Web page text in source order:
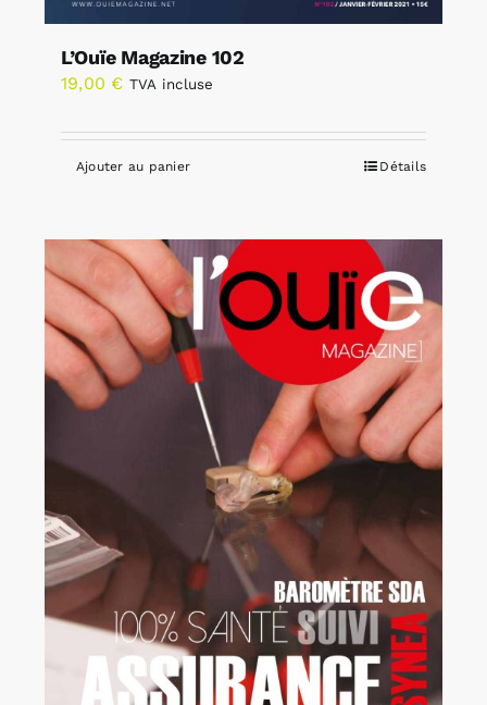
L’Ouïe Magazine 102
19,00 € TVA incluse
Ajouter au panier Détails